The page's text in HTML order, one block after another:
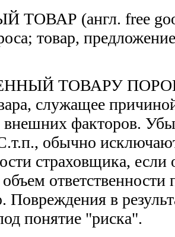
(англ. free
товар,
ТОВАРУ ПОРОК
служащее
внешних факторов.
обычно
страховщика,
ответственности
в
понятие "риска".